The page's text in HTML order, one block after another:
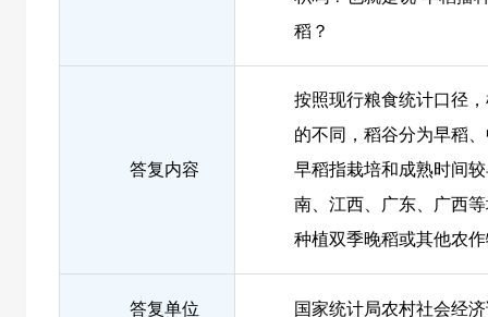
稻？
答复内容
按照现行粮食统计口径
的不同，稻谷分为早稻
早稻指栽培和成熟时间
南、江西、广东、广西
种植双季晚稻或其他农
答复单位 国家统计局农村社会经